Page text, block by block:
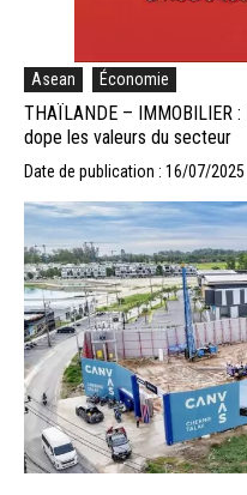
Asean Économie
THAÏLANDE – IMMOBILIER :
dope les valeurs du secteur
Date de publication : 16/07/2025